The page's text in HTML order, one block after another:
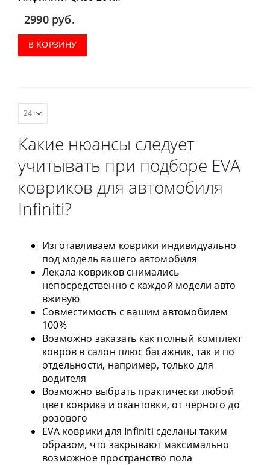
приобрести в
комплектации:
водительский коврик,
2990 руб.
В КОРЗИНУ
Какие нюансы следует
учитывать при подборе EVA
ковриков для автомобиля
Infiniti?
Изготавливаем коврики индивидуально
под модель вашего автомобиля
Лекала ковриков снимались
непосредственно с каждой модели авто
вживую
Совместимость с вашим автомобилем
100%
Возможно заказать как полный комплект
ковров в салон плюс багажник, так и по
отдельности, например, только для
водителя
Возможно выбрать практически любой
цвет коврика и окантовки, от черного до
розового
EVA коврики для Infiniti сделаны таким
образом, что закрывают максимально
возможное пространство пола